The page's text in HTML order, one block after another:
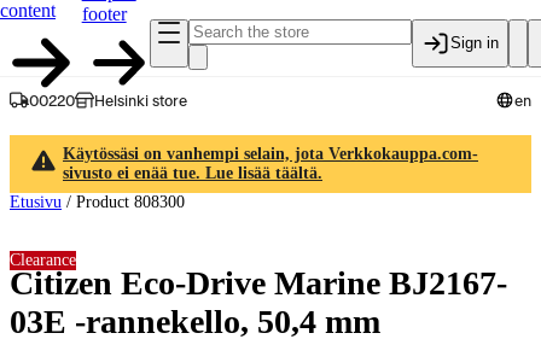
content
footer
Sign in
00220 Helsinki store en
Käytössäsi on vanhempi selain, jota Verkkokauppa.com-
sivusto ei enää tue. Lue lisää täältä.
Etusivu / Product 808300
Citizen Eco-Drive Marine BJ2167-
03E -rannekello, 50,4 mm
Clearance